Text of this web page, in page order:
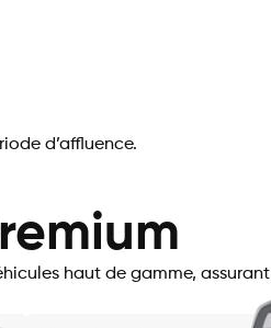
d’affluence.
haut de gamme, assurant